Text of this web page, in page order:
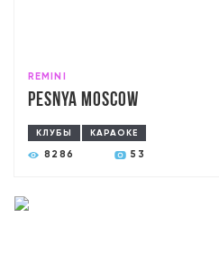
REMINI
Pesnya Moscow
КЛУБЫ КАРАОКЕ
8286 53